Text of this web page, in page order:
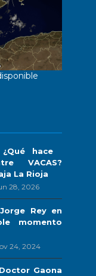
¿Qué hace
VACAS?
La Rioja
28, 2026
Rey en
momento
24, 2024
Gaona